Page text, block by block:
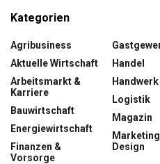
Kategorien
Agribusiness
Aktuelle Wirtschaft
Arbeitsmarkt &
Karriere
Bauwirtschaft
Energiewirtschaft
Finanzen &
Vorsorge
Handel
Handwerk
Logistik
Magazin
Design